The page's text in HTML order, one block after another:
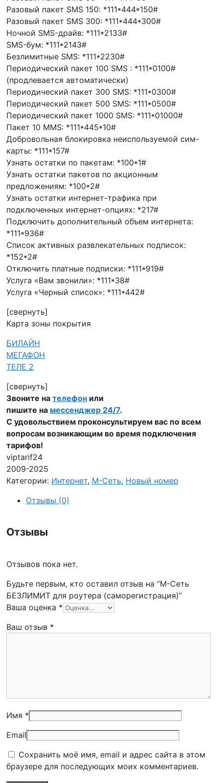
Разовый пакет SMS 150: *111*444*150#
Разовый пакет SMS 300: *111*444*300#
Ночной SMS-драйв: *111*2133#
SMS-бум: *111*2143#
Безлимитные SMS: *111*2230#
Периодический пакет 100 SMS : *111*0100#
(продлевается автоматически)
Периодический пакет 300 SMS: *111*0300#
Периодический пакет 500 SMS: *111*0500#
Периодический пакет 1000 SMS: *111*01000#
Пакет 10 MMS: *111*445*10#
Добровольная блокировка неиспользуемой сим-
карты: *111*157#
Узнать остатки по пакетам: *100*1#
Узнать остатки пакетов по акционным
предложениям: *100*2#
Узнать остатки интернет-трафика при
подключенных интернет-опциях: *217#
Подключить дополнительный объем интернета:
*111*936#
Список активных развлекательных подписок:
*152*2#
Отключить платные подписки: *111*919#
Услуга «Вам звонили»: *111*38#
Услуга «Черный список»: *111*442#
[свернуть]
Карта зоны покрытия
БИЛАЙН
МЕГАФОН
ТЕЛЕ 2
[свернуть]
Звоните на телефон или
пишите на мессенджер 24/7.
С удовольствием проконсультируем вас по всем
вопросам возникающим во время подключения
тарифов!
viptarif24
2009-2025
Категории: Интернет, М-Сеть, Новый номер
Отзывы (0)
Отзывы
Отзывов пока нет.
Будьте первым, кто оставил отзыв на “М-Сеть
БЕЗЛИМИТ для роутера (саморегистрация)”
Ваша оценка *
Ваш отзыв *
Имя *
Email
Сохранить моё имя, email и адрес сайта в этом
браузере для последующих моих комментариев.